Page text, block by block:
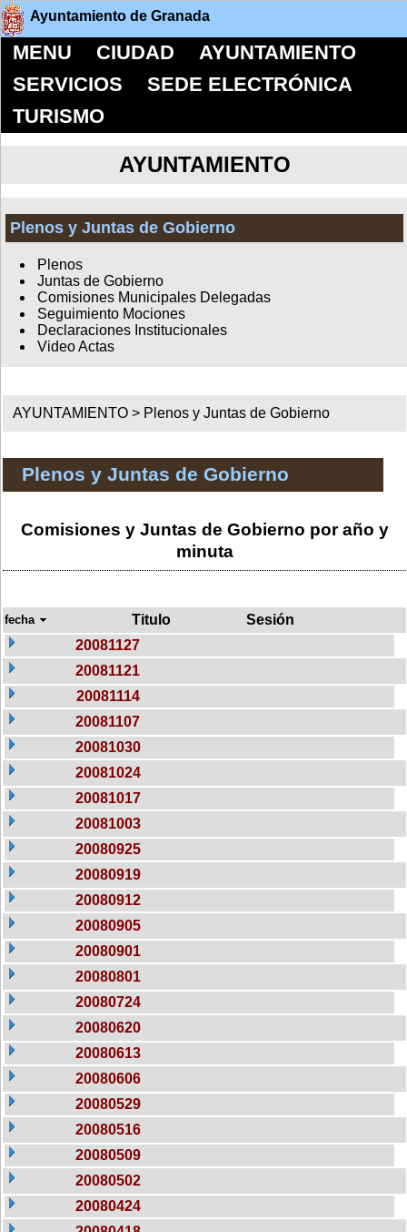
Ayuntamiento de Granada
MENU CIUDAD
AYUNTAMIENTO
SERVICIOS
SEDE ELECTRÓNICA
TURISMO
AYUNTAMIENTO
Plenos y Juntas de Gobierno
Plenos
Juntas de Gobierno
Comisiones Municipales Delegadas
Seguimiento Mociones
Declaraciones Institucionales
Video Actas
AYUNTAMIENTO > Plenos y Juntas de Gobierno
Plenos y Juntas de Gobierno
Comisiones y Juntas de Gobierno por año y
minuta
fecha Titulo
Sesión
20081127
20081121
20081114
20081107
20081030
20081024
20081017
20081003
20080925
20080919
20080912
20080905
20080901
20080801
20080724
20080620
20080613
20080606
20080529
20080516
20080509
20080502
20080424